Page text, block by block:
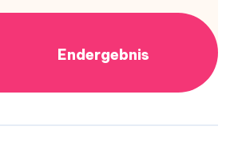
Endergebnis